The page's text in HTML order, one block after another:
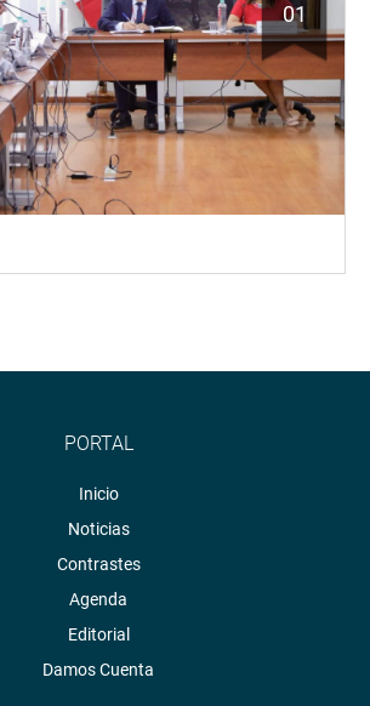
01
PORTAL
Inicio
Noticias
Contrastes
Agenda
Editorial
Damos Cuenta